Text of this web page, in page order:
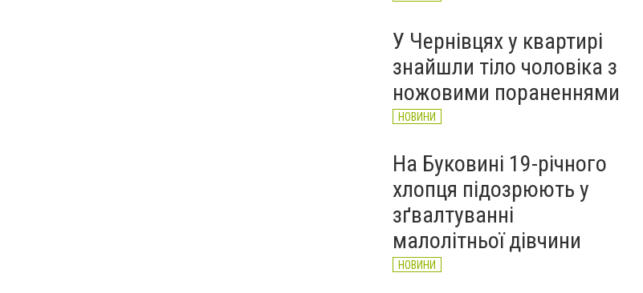
У Чернівцях у квартирі
знайшли тіло чоловіка з
ножовими пораненнями
НОВИНИ
На Буковині 19-річного
хлопця підозрюють у
зґвалтуванні
малолітньої дівчини
НОВИНИ